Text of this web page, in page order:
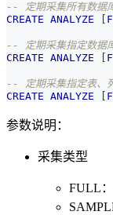
-- 定期采集所有数据
CREATE ANALYZE
-- 定期采集指定数据
CREATE ANALYZE
-- 定期采集指定表、
CREATE ANALYZE
参数说明：
采集类型
FULL